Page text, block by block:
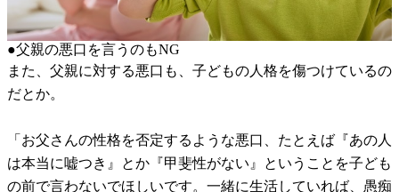
●父親の悪口を言うのもNG
また、父親に対する悪口も、子どもの人格を傷つけているの
だとか。
「お父さんの性格を否定するような悪口、たとえば『あの人
は本当に嘘つき』とか『甲斐性がない』ということを子ども
の前で言わないでほしいです。一緒に生活していれば、愚痴